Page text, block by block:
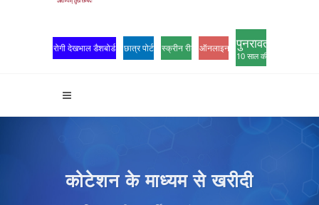
रोगी देखभाल डैशबोर्ड छात्र पोर्टल स्क्रीन रीडर एक्सेसऑनलाइन ओपीडी पंजीकरण
पुनरावर्तन
10 साल की उत्कृष्टता
कोटेशन के माध्यम से खरीदी